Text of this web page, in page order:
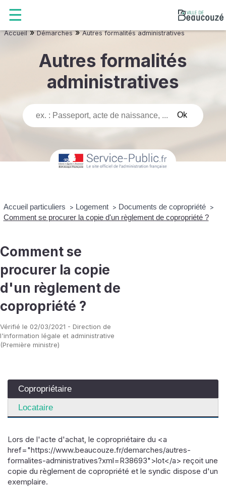
Accueil»Démarches»Autres formalités administratives
Autres formalités
administratives
Accueil particuliers > Logement > Documents de copropriété >
Comment se procurer la copie d'un règlement de copropriété ?
Comment se
procurer la copie
d'un règlement de
copropriété ?
Vérifié le 02/03/2021 - Direction de
l'information légale et administrative
(Première ministre)
Copropriétaire
Locataire
Lors de l'acte d'achat, le copropriétaire du <a
href="https://www.beaucouze.fr/demarches/autres-
formalites-administratives?xml=R38693">lot</a> reçoit une
copie du règlement de copropriété et le syndic dispose d'un
exemplaire.